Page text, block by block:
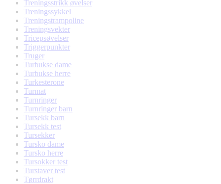
Treningsstrikk øvelser
Treningssykkel
Treningstrampoline
Treningsvekter
Tricepsøvelser
Triggerpunkter
Truger
Turbukse dame
Turbukse herre
Turkesterone
Turmat
Turnringer
Turnringer barn
Tursekk barn
Tursekk test
Tursekker
Tursko dame
Tursko herre
Tursokker test
Turstaver test
Tørrdrakt